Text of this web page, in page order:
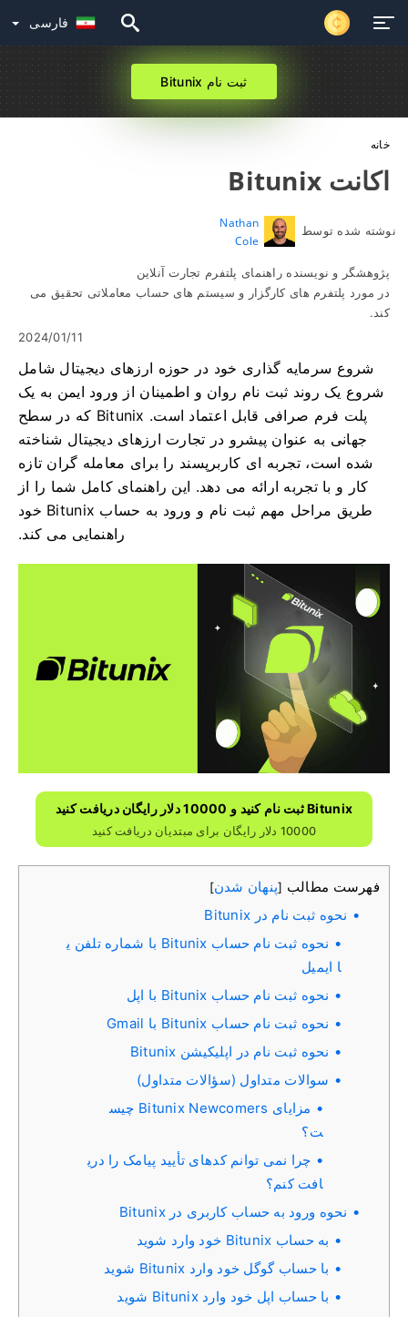
فارسی
ثبت نام Bitunix
خانه
اکانت Bitunix
نوشته شده توسط
Nathan
Cole
پژوهشگر و نویسنده راهنمای پلتفرم تجارت آنلاین
در مورد پلتفرم های کارگزار و سیستم های حساب معاملاتی تحقیق می
کند.
2024/01/11
شروع سرمایه گذاری خود در حوزه ارزهای دیجیتال شامل
شروع یک روند ثبت نام روان و اطمینان از ورود ایمن به یک
پلت فرم صرافی قابل اعتماد است. Bitunix که در سطح
جهانی به عنوان پیشرو در تجارت ارزهای دیجیتال شناخته
شده است، تجربه ای کاربرپسند را برای معامله گران تازه
کار و با تجربه ارائه می دهد. این راهنمای کامل شما را از
طریق مراحل مهم ثبت نام و ورود به حساب Bitunix خود
راهنمایی می کند.
Bitunix ثبت نام کنید و 10000 دلار رایگان دریافت کنید
10000 دلار رایگان برای مبتدیان دریافت کنید
فهرست مطالب [پنهان شدن]
نحوه ثبت نام در Bitunix
نحوه ثبت نام حساب Bitunix با شماره تلفن ی
ا ایمیل
نحوه ثبت نام حساب Bitunix با اپل
نحوه ثبت نام حساب Bitunix با Gmail
نحوه ثبت نام در اپلیکیشن Bitunix
سوالات متداول (سؤالات متداول)
مزایای Bitunix Newcomers چیس
ت؟
چرا نمی توانم کدهای تأیید پیامک را دری
افت کنم؟
نحوه ورود به حساب کاربری در Bitunix
به حساب Bitunix خود وارد شوید
با حساب گوگل خود وارد Bitunix شوید
با حساب اپل خود وارد Bitunix شوید